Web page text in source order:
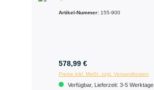
Artikel-Nummer: 155-900
578,99 €
Preise inkl. MwSt. zzgl. Versandkosten
Verfügbar, Lieferzeit: 3-5 Werktage